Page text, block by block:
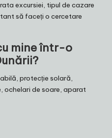
excursiei, tipul de cazare
să faceți o cercetare
mine într-o
protecție solară,
ochelari de soare, aparat